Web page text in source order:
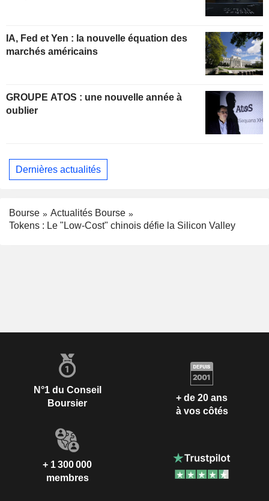
IA, Fed et Yen : la nouvelle équation des
marchés américains
GROUPE ATOS : une nouvelle année à
oublier
Dernières actualités
Bourse
Actualités Bourse
Tokens : Le "Low-Cost" chinois défie la Silicon Valley
N°1 du Conseil
Boursier
+ de 20 ans
à vos côtés
+ 1 300 000
membres